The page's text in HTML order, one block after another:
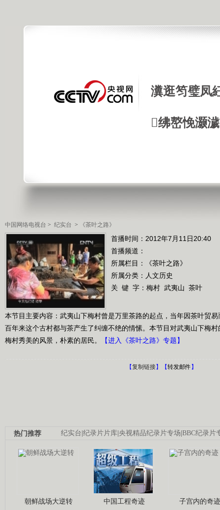
瀵逛笉璧凤
绋嶅悗灏
中国网络电视台 > 纪实台 > 《茶叶之路》
首播时间：2012年7月11日20:40
首播频道：
所属栏目：
《茶叶之路》
所属分类：人文历史
关 键 字： 梅村 武夷山 茶叶
本节目主要内容：武夷山下梅村曾是万里茶路的起点，当年因茶叶贸
百年来这个古村都与茶产生了纠缠不绝的情愫。本节目对武夷山下梅
梅村秀美的风景，朴素的居民。
【进入《茶叶之路》专题】
【复制链接】【转发邮件】
纪实台|纪录片片库|央视精品纪录片专场|BBC纪录片
热门推荐
朝鲜战场大逆转 中国工程奇迹 子宫内的奇迹